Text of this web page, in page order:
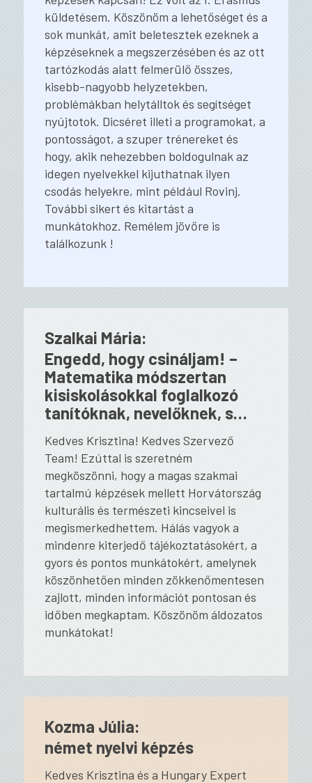
küldetésem. Köszönöm a lehetőséget és a
sok munkát, amit beletesztek ezeknek a
képzéseknek a megszerzésében és az ott
tartózkodás alatt felmerülő összes,
kisebb-nagyobb helyzetekben,
problémákban helytálltok és segítséget
nyújtotok. Dicséret illeti a programokat, a
pontosságot, a szuper trénereket és
hogy, akik nehezebben boldogulnak az
idegen nyelvekkel kijuthatnak ilyen
csodás helyekre, mint például Rovinj.
További sikert és kitartást a
munkátokhoz. Remélem jövőre is
találkozunk !
Szalkai Mária:
Engedd, hogy csináljam! –
Matematika módszertan
kisiskolásokkal foglalkozó
tanítóknak, nevelőknek, s…
Kedves Krisztina! Kedves Szervező
Team! Ezúttal is szeretném
megköszönni, hogy a magas szakmai
tartalmú képzések mellett Horvátország
kulturális és természeti kincseivel is
megismerkedhettem. Hálás vagyok a
mindenre kiterjedő tájékoztatásokért, a
gyors és pontos munkátokért, amelynek
köszönhetően minden zökkenőmentesen
zajlott, minden információt pontosan és
időben megkaptam. Köszönöm áldozatos
munkátokat!
Kozma Júlia:
német nyelvi képzés
Kedves Krisztina és a Hungary Expert